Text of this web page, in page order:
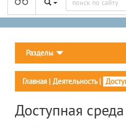
Разделы
Главная | Деятельность|
Доступная среда